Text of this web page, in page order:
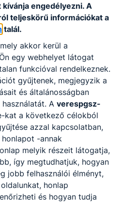
engedélyezni. A
teljeskörű információkat a
talál.
akkor kerül a
egy webhelyet látogat
funkcióval rendelkeznek.
gyűjtenek, megjegyzik a
és általánosságban
A verespgsz-
kat a következő célokból
azzal kapcsolatban,
honlapot -annak
melyik részeit látogatja,
így megtudhatjuk, hogyan
jobb felhasználói élményt,
honlap
és hogyan tudja